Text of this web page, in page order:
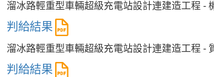
溜冰路輕重型車輛超級充電站設計連建造工程 -
判給結果
溜冰路輕重型車輛超級充電站設計連建造工程 -
判給結果